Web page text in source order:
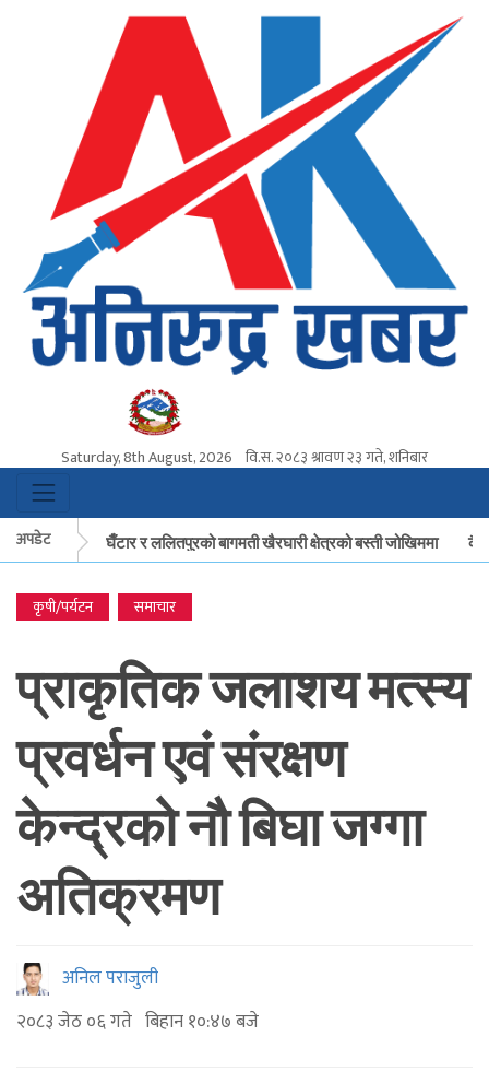
Saturday, 8th August, 2026 वि.स.२०८३ श्रावण २३ गते, शनिबार
अपडेट बकैया घैँटार र ललितपुरको बागमती खैरघारी क्षेत्रको बस्ती जोखिममा
कृषी/पर्यटन समाचार
प्राकृतिक जलाशय मत्स्य
प्रवर्धन एवं संरक्षण
केन्द्रको नौ बिघा जग्गा
अतिक्रमण
अनिल पराजुली
२०८३ जेठ ०६ गते बिहान १०:४७ बजे